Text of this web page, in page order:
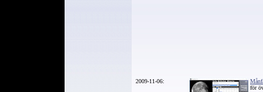
2009-11-06:
för